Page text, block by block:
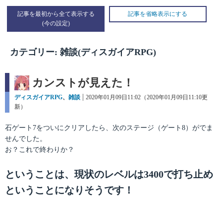
記事を最初から全て表示する 記事を省略表示にする
カテゴリー: 雑談(ディスガイアRPG)
カンストが見えた！
カ
テ
リ
ー
ディスガイアRPG、 雑談
投
2020年01月09日11:02（2020年01月09日11:10更
新）
石ゲート7をついにクリアしたら、次のステージ（ゲート8）がでま
せんでした。
お？これで終わりか？
ということは、現状のレベルは3400で打ち止め
ということになりそうです！